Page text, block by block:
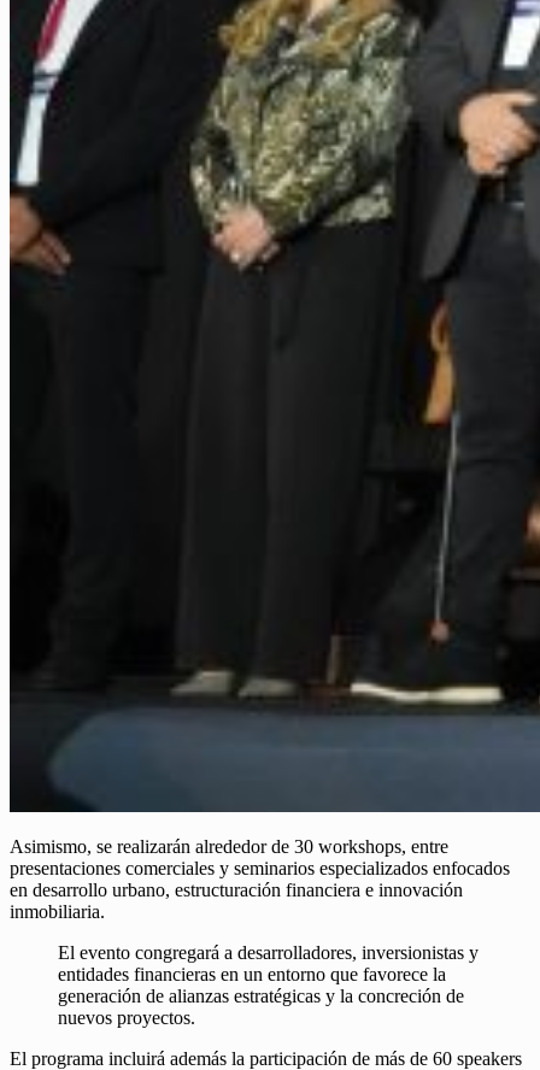
Asimismo, se realizarán alrededor de 30 workshops, entre
presentaciones comerciales y seminarios especializados enfocados
en desarrollo urbano, estructuración financiera e innovación
inmobiliaria.
El evento congregará a desarrolladores, inversionistas y
entidades financieras en un entorno que favorece la
generación de alianzas estratégicas y la concreción de
nuevos proyectos.
El programa incluirá además la participación de más de 60 speakers